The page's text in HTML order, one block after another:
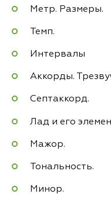
Метр. Размеры.
Темп.
Интервалы
Аккорды.
Септаккорд.
Лад и его
Мажор.
Тональность.
Минор.